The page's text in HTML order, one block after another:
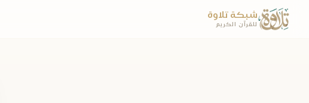
شبكة تلاوة
للقرآن الكريم